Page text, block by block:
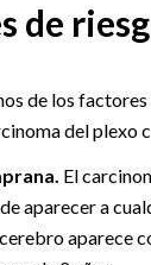
de
de los
del plexo
El
aparecer a
aparece